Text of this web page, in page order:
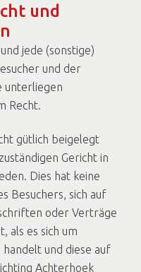
und
jede (sonstige)
und der
unterliegen
Recht.
gütlich beigelegt
Gericht in
Dies hat keine
Besuchers, sich auf
oder Verträge
als es sich um
und diese auf
Achterhoek